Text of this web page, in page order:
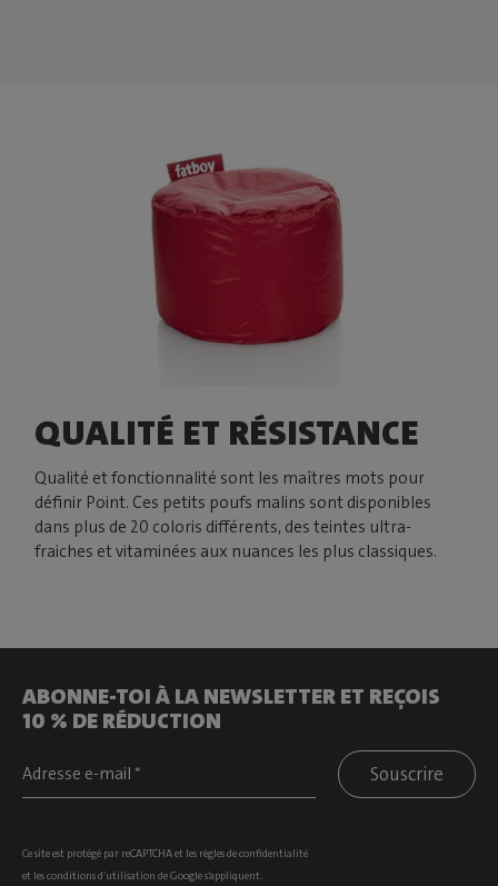
QUALITÉ ET RÉSISTANCE
Qualité et fonctionnalité sont les maîtres mots pour
définir Point. Ces petits poufs malins sont disponibles
dans plus de 20 coloris différents, des teintes ultra-
fraiches et vitaminées aux nuances les plus classiques.
ABONNE-TOI À LA NEWSLETTER ET REÇOIS
10 % DE RÉDUCTION
Souscrire
Ce site est protégé par reCAPTCHA et les règles de confidentialité
et lesconditions d’utilisation de Google s’appliquent.